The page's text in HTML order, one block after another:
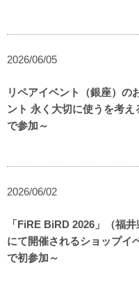
2026/06/05
リペアイベント（銀座）の
ント 永く大切に使うを考
で参加～
2026/06/02
「FiRE BiRD 2026」（福
にて開催されるショップイ
で初参加～